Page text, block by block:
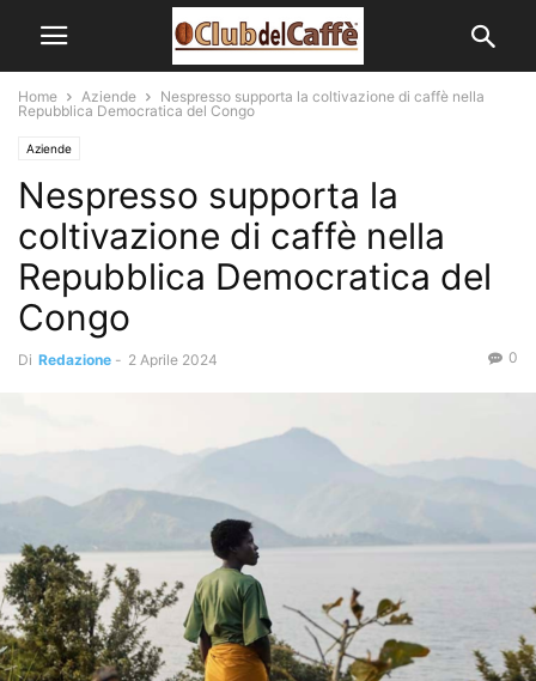
Home Aziende
Nespresso supporta la coltivazione di caffè nella
Repubblica Democratica del Congo
Aziende
Nespresso supporta la
coltivazione di caffè nella
Repubblica Democratica del
Congo
Di Redazione - 2 Aprile 2024 0